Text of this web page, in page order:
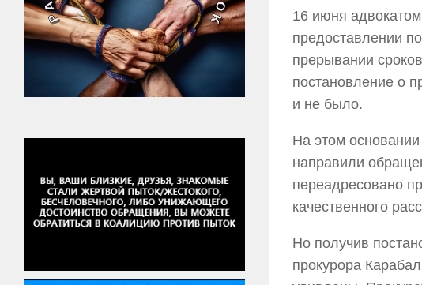
16 июня
предоставлении
прерывании
постановление о
и не было.
На этом
направили
переадресовано
качественного
Но получив
прокурора